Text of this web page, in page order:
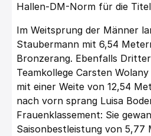
Hallen-DM-Norm für die
Im Weitsprung der Männer
Staubermann mit 6,54
Bronzerang. Ebenfalls
Teamkollege Carsten
mit einer Weite von 12,54
nach vorn sprang Luisa
Frauenklassement: Sie
Saisonbestleistung von 5,77